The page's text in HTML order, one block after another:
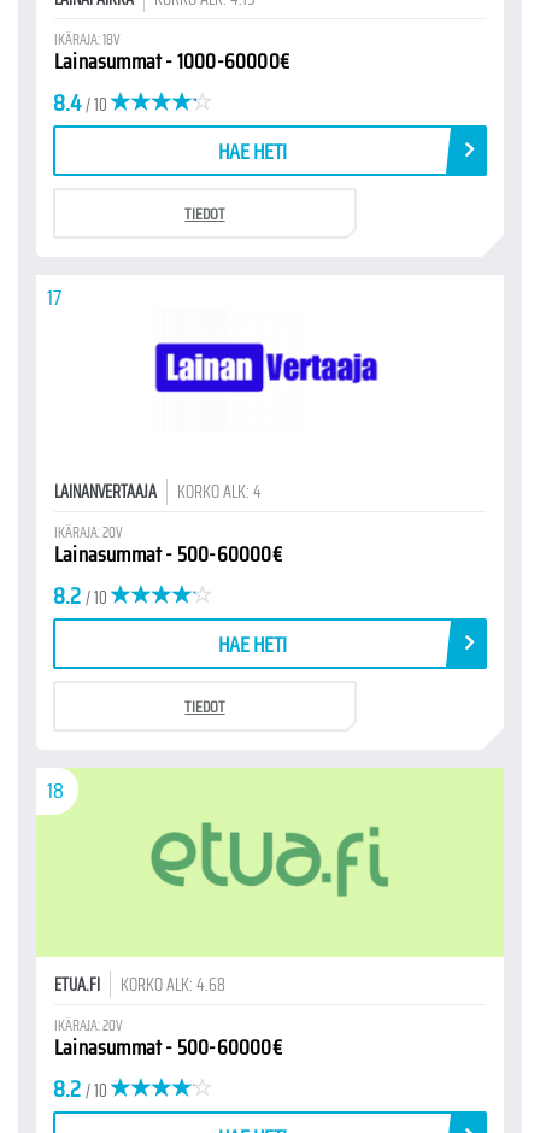
IKÄRAJA: 18V
Lainasummat - 1000-60000€
8.4/ 10
HAE HETI
TIEDOT
17
LAINANVERTAAJA KORKO ALK: 4
IKÄRAJA: 20V
Lainasummat - 500-60000€
8.2/ 10
HAE HETI
TIEDOT
18
ETUA.FI KORKO ALK: 4.68
IKÄRAJA: 20V
Lainasummat - 500-60000€
8.2/ 10